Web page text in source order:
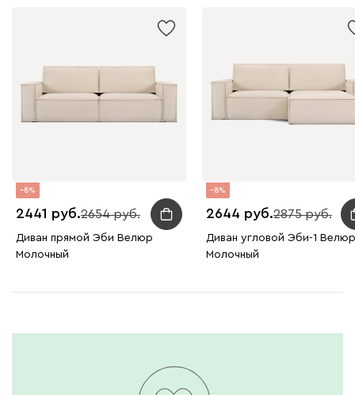
Песочный
Ланза 457
Вишневый Голубой Графит
8
2441 2654
Диван прямой Эби Велюр
Молочный
8
2644 2875
Диван угловой Эби-1 Велюр
Молочный